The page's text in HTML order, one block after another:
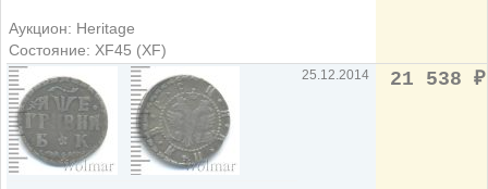
Аукцион: Heritage
Состояние: XF45 (XF)
25.12.2014 21 538 ₽